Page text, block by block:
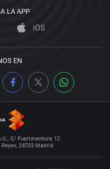
LA APP
iOS
EN
C/ Fuerteventura 12
28703 Madrid